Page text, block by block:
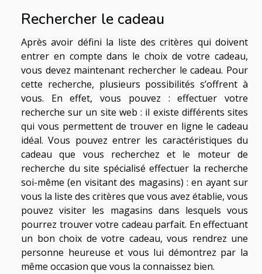
Rechercher le cadeau
Après avoir défini la liste des critères qui doivent
entrer en compte dans le choix de votre cadeau,
vous devez maintenant rechercher le cadeau. Pour
cette recherche, plusieurs possibilités s’offrent à
vous. En effet, vous pouvez : effectuer votre
recherche sur un site web : il existe différents sites
qui vous permettent de trouver en ligne le cadeau
idéal. Vous pouvez entrer les caractéristiques du
cadeau que vous recherchez et le moteur de
recherche du site spécialisé effectuer la recherche
soi-même (en visitant des magasins) : en ayant sur
vous la liste des critères que vous avez établie, vous
pouvez visiter les magasins dans lesquels vous
pourrez trouver votre cadeau parfait. En effectuant
un bon choix de votre cadeau, vous rendrez une
personne heureuse et vous lui démontrez par la
même occasion que vous la connaissez bien.